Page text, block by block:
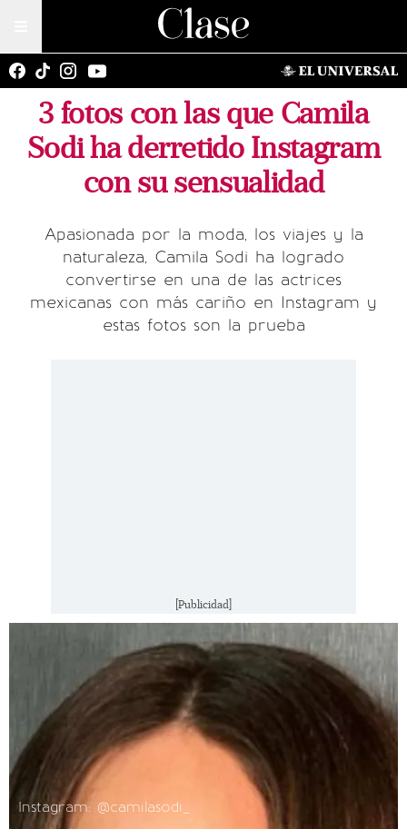
3 fotos con las que Camila
Sodi ha derretido Instagram
con su sensualidad
Apasionada por la moda, los viajes y la
naturaleza, Camila Sodi ha logrado
convertirse en una de las actrices
mexicanas con más cariño en Instagram y
estas fotos son la prueba
[Publicidad]
Instagram: @camilasodi_